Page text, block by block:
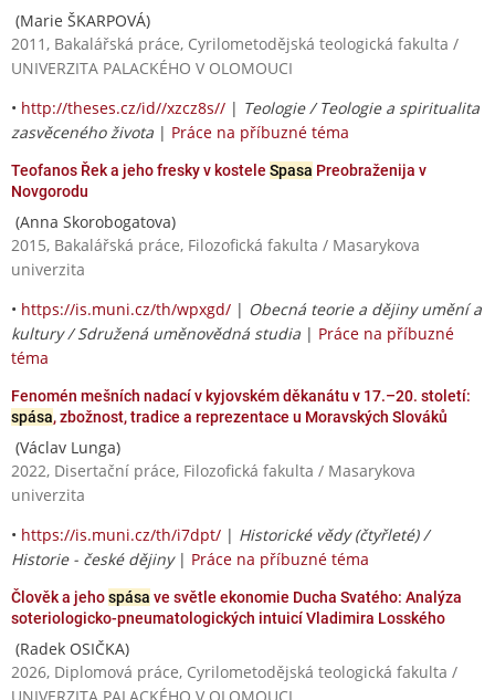
(Marie ŠKARPOVÁ)
2011, Bakalářská práce, Cyrilometodějská teologická fakulta /
UNIVERZITA PALACKÉHO V OLOMOUCI
• http://theses.cz/id//xzcz8s// | Teologie / Teologie a spiritualita
zasvěceného života | Práce na příbuzné téma
Teofanos Řek a jeho fresky v kostele Spasa Preobraženija v
Novgorodu
(Anna Skorobogatova)
2015, Bakalářská práce, Filozofická fakulta / Masarykova
univerzita
• https://is.muni.cz/th/wpxgd/ | Obecná teorie a dějiny umění a
kultury / Sdružená uměnovědná studia | Práce na příbuzné
téma
Fenomén mešních nadací v kyjovském děkanátu v 17.–20. století:
spása, zbožnost, tradice a reprezentace u Moravských Slováků
(Václav Lunga)
2022, Disertační práce, Filozofická fakulta / Masarykova
univerzita
• https://is.muni.cz/th/i7dpt/ | Historické vědy (čtyřleté) /
Historie - české dějiny| Práce na příbuzné téma
Člověk a jehospása ve světle ekonomie Ducha Svatého: Analýza
soteriologicko-pneumatologických intuicí Vladimira Losského
(Radek OSIČKA)
2026, Diplomová práce, Cyrilometodějská teologická fakulta /